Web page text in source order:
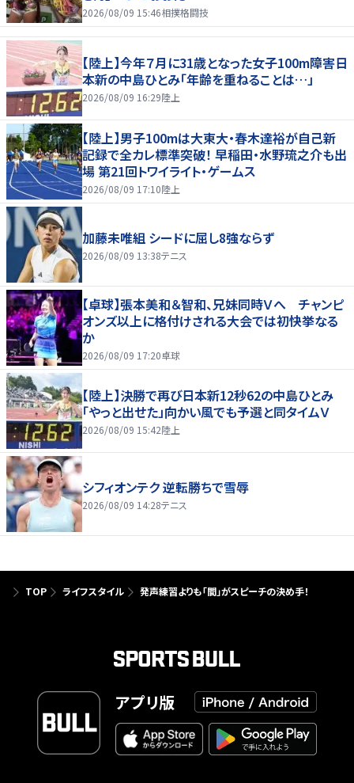
2026/08/09 15:46相撲格闘技
【陸上】今年７月に31歳となった女子100m障害日
本新の中島ひとみ「年齢を重ねることは…」
2026/08/09 16:29陸上
【陸上】男子100mは大東大・春木達裕が自己新
記録で全カレ標準突破！ 早稲田・水野琉之介も出
場 第21回トワイライト・ゲームス
2026/08/09 17:10陸上
加藤未唯組 シードに屈し8強ならず
2026/08/09 13:38テニス
【卓球】張本美和＆智和、兄妹同時Ｖへ チャンピ
オンズ以上に格付けされる大会では初快挙なる
か
2026/08/09 17:20卓球
【陸上】決勝で再び日本新12秒62の中島ひとみ
「やっと出せた」向かい風でも予選と同タイムＶ
2026/08/09 15:42陸上
シフィオンテク 逆転勝ちで雪辱
2026/08/09 14:28テニス
TOP ライフスタイル 発声練習よりも「間」がスピーチの決め手！
アプリ版